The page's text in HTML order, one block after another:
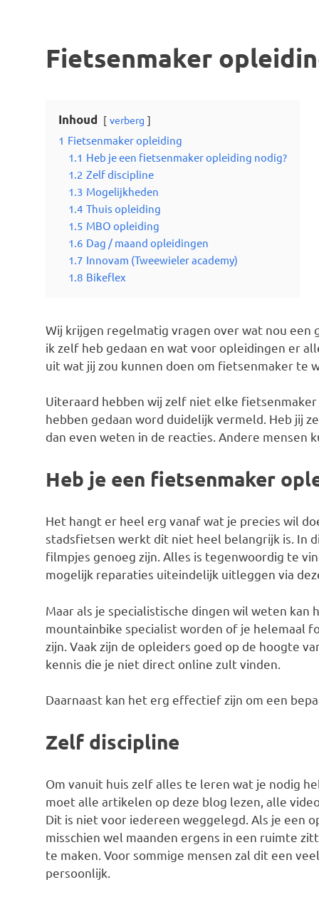
Fietsenmaker
Inhoud verberg
1 Fietsenmaker opleiding
1.1 Heb je een fietsenmaker opleiding nodig?
1.2 Zelf discipline
1.3 Mogelijkheden
1.4 Thuis opleiding
1.5 MBO opleiding
1.6 Dag / maand opleidingen
1.7 Innovam (Tweewieler academy)
1.8 Bikeflex
Wij krijgen regelmatig vragen over wat nou
ik zelf heb gedaan en wat voor opleidingen er
uit wat jij zou kunnen doen om fietsenmaker te
Uiteraard hebben wij zelf niet elke
hebben gedaan word duidelijk vermeld. Heb jij
dan even weten in de reacties. Andere mensen
Heb je een fietsenmaker
Het hangt er heel erg vanaf wat je precies wil
stadsfietsen werkt dit niet heel belangrijk is. In
filmpjes genoeg zijn. Alles is tegenwoordig te
mogelijk reparaties uiteindelijk uitleggen via
Maar als je specialistische dingen wil weten
mountainbike specialist worden of je helemaal
zijn. Vaak zijn de opleiders goed op de hoogte
kennis die je niet direct online zult vinden.
Daarnaast kan het erg effectief zijn om een
Zelf discipline
Om vanuit huis zelf alles te leren wat je nodig
moet alle artikelen op deze blog lezen, alle
Dit is niet voor iedereen weggelegd. Als je een
misschien wel maanden ergens in een ruimte
te maken. Voor sommige mensen zal dit een
persoonlijk.